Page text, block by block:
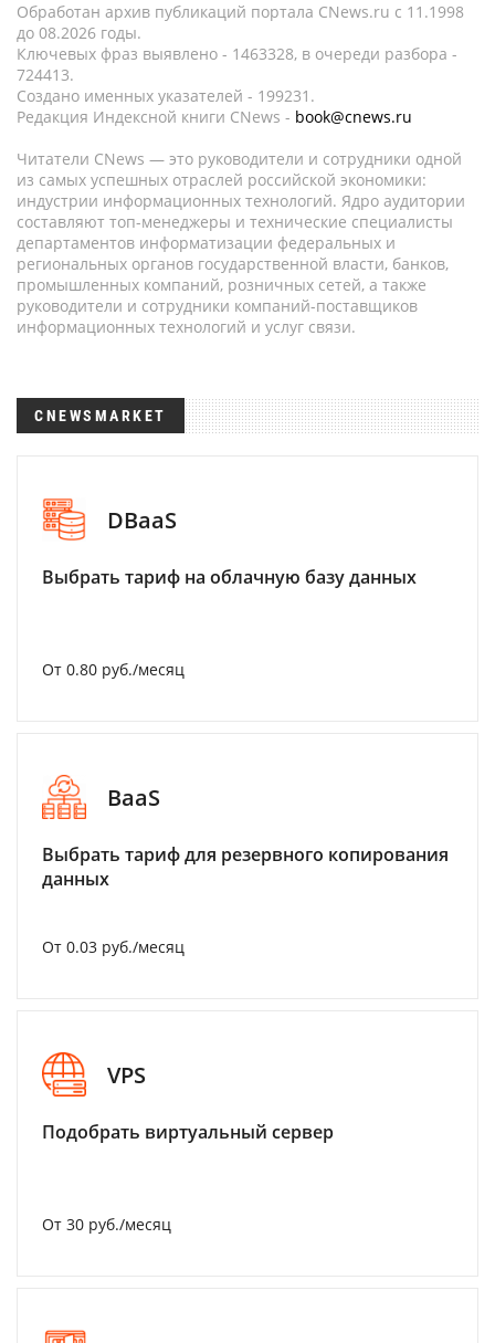
Обработан архив публикаций портала CNews.ru c 11.1998
до 08.2026 годы.
Ключевых фраз выявлено - 1463328, в очереди разбора -
724413.
Создано именных указателей - 199231.
Редакция Индексной книги CNews - book@cnews.ru
Читатели CNews — это руководители и сотрудники одной
из самых успешных отраслей российской экономики:
индустрии информационных технологий. Ядро аудитории
составляют топ-менеджеры и технические специалисты
департаментов информатизации федеральных и
региональных органов государственной власти, банков,
промышленных компаний, розничных сетей, а также
руководители и сотрудники компаний-поставщиков
информационных технологий и услуг связи.
CNEWSMARKET
DBaaS
Выбрать тариф на облачную базу данных
От 0.80 руб./месяц
BaaS
Выбрать тариф для резервного копирования
данных
От 0.03 руб./месяц
VPS
Подобрать виртуальный сервер
От 30 руб./месяц